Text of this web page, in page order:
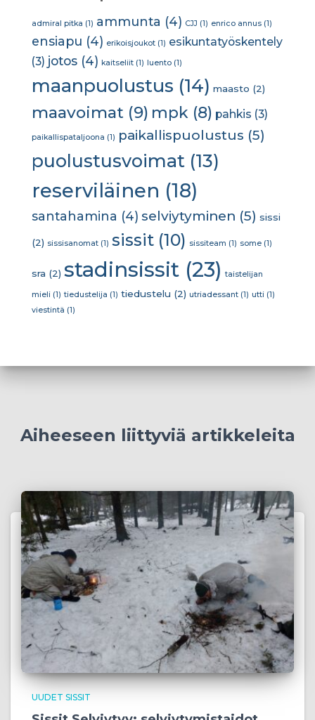
admiral pitka (1) ammunta (4) CJJ (1) enrico annus (1)
ensiapu (4) erikoisjoukot (1) esikuntatyöskentely
(3) jotos (4) kaitseliit (1) luento (1)
maanpuolustus (14) maasto (2)
maavoimat (9) mpk (8) pahkis (3)
paikallispataljoona (1) paikallispuolustus (5)
puolustusvoimat (13)
reserviläinen (18)
santahamina (4) selviytyminen (5) sissi
(2) sissisanomat (1) sissit (10) sissiteam (1) some (1)
sra (2) stadinsissit (23) taistelijan
mieli (1) tiedustelija (1) tiedustelu (2) utriadessant (1) utti (1)
viestintä (1)
Aiheeseen liittyviä artikkeleita
UUDET SISSIT